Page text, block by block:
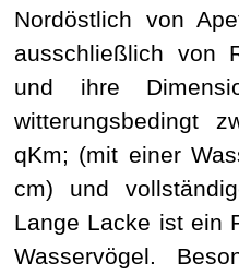
Nordöstlich von
ausschließlich von
und ihre
witterungsbedingt
qKm; (mit einer
cm) und
Lange Lacke ist ein
Wasservögel.